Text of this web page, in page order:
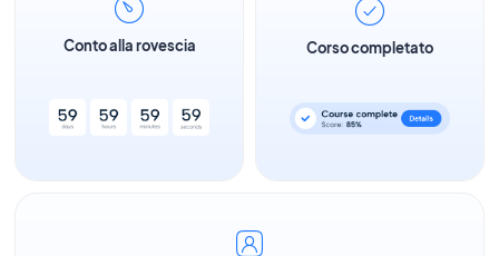
Conto alla rovescia Corso completato